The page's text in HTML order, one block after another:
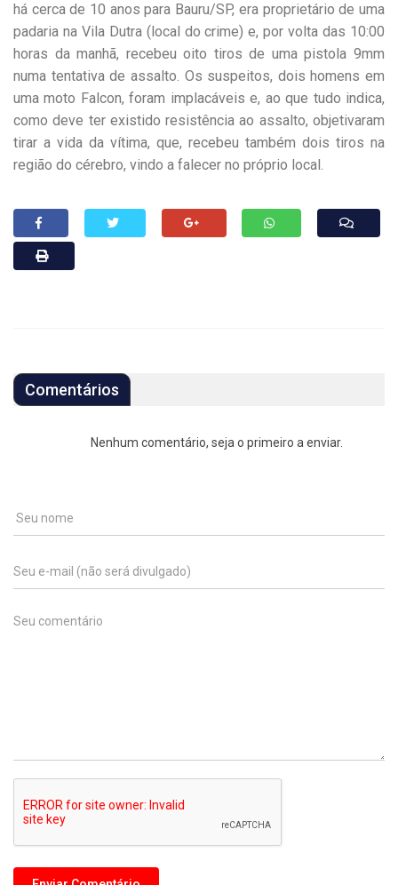
há cerca de 10 anos para Bauru/SP, era proprietário de uma
padaria na Vila Dutra (local do crime) e, por volta das 10:00
horas da manhã, recebeu oito tiros de uma pistola 9mm
numa tentativa de assalto. Os suspeitos, dois homens em
uma moto Falcon, foram implacáveis e, ao que tudo indica,
como deve ter existido resistência ao assalto, objetivaram
tirar a vida da vítima, que, recebeu também dois tiros na
região do cérebro, vindo a falecer no próprio local.
Comentários
Nenhum comentário, seja o primeiro a enviar.